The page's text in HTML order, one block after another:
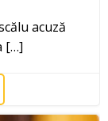
acuză
[…]